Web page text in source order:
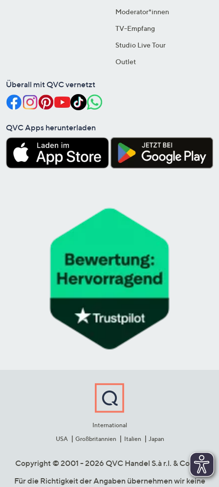
Moderator*innen
TV-Empfang
Studio Live Tour
Outlet
Überall mit QVC vernetzt
QVC Apps herunterladen
International
USA
Großbritannien Italien Japan
Copyright © 2001 - 2026 QVC Handel S.à r.l. & Co. KG
Für die Richtigkeit der Angaben übernehmen wir keine